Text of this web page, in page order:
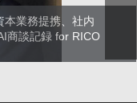
本業務提携、社内
商談記録 for RICO